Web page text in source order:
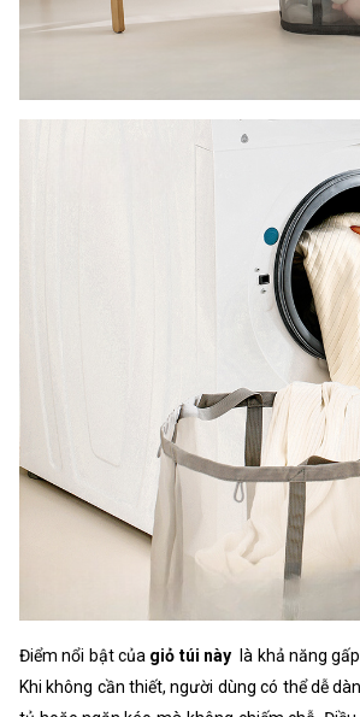
Điểm nổi bật của giỏ túi này là khả năng
Khi không cần thiết, người dùng có thể dễ